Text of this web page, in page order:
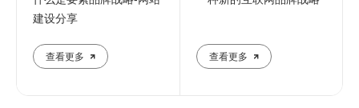
建设分享
查看更多 查看更多